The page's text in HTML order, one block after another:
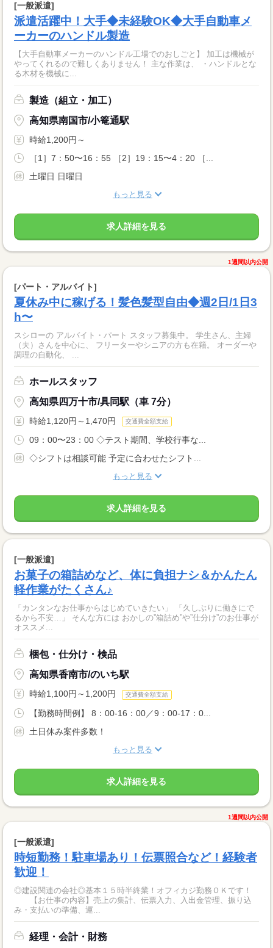
[一般派遣]
派遣活躍中！大手◆未経験OK◆大手自動車メ
ーカーのハンドル製造
【大手自動車メーカーのハンドル工場でのおしごと】 加工は機械が
やってくれるので難しくありません！ 主な作業は、 ・ハンドルとな
る木材を機械に...
製造（組立・加工）
高知県南国市/小篭通駅
時給1,200円～
［1］7：50〜16：55 ［2］19：15〜4：20 ［...
土曜日 日曜日
もっと見る
求人詳細を見る
1週間以内公開
[パート・アルバイト]
夏休み中に稼げる！髪色髪型自由◆週2日/1日3
h〜
スシローの アルバイト・パート スタッフ募集中。 学生さん、主婦
（夫）さんを中心に、 フリーターやシニアの方も在籍。 オーダーや
調理の自動化、 ...
ホールスタッフ
高知県四万十市/具同駅（車 7分）
時給1,120円～1,470円 交通費全額支給
09：00〜23：00 ◇テスト期間、学校行事な...
◇シフトは相談可能 予定に合わせたシフト...
もっと見る
求人詳細を見る
[一般派遣]
お菓子の箱詰めなど、体に負担ナシ＆かんたん
軽作業がたくさん♪
「カンタンなお仕事からはじめていきたい」 「久しぶりに働きにで
るから不安…」 そんな方には おかしの”箱詰め”や”仕分け”のお仕事が
オススメ...
梱包・仕分け・検品
高知県香南市/のいち駅
時給1,100円～1,200円 交通費全額支給
【勤務時間例】 8：00-16：00／9：00-17：0...
土日休み案件多数！
もっと見る
求人詳細を見る
1週間以内公開
[一般派遣]
時短勤務！駐車場あり！伝票照合など！経験者
歓迎！
◎建設関連の会社◎基本１５時半終業！オフィカジ勤務ＯＫです！
【お仕事の内容】売上の集計、伝票入力、入出金管理、振り込
み・支払いの準備、運...
経理・会計・財務